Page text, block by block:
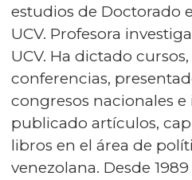
estudios de Doctorado
UCV. Profesora
UCV. Ha dictado
conferencias,
congresos nacionales
publicado artículos,
libros en el área de
venezolana. Desde